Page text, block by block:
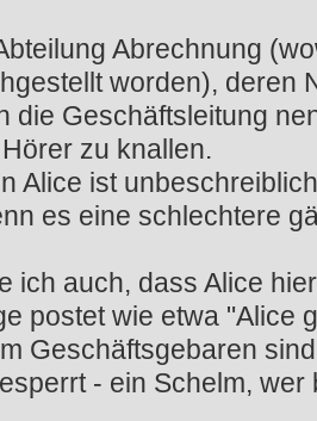
Abrechnung
worden), deren
die Geschäftsleitung
zu knallen.
Alice ist
es eine schlechtere
ich auch, dass Alice
postet wie etwa "Alice
Geschäftsgebaren
- ein Schelm,